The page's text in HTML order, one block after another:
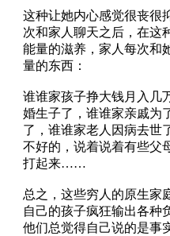
这种让她内心感觉很丧很
次和家人聊天之后，在这
能量的滋养，家人每次和
量的东西：
谁谁家孩子挣大钱月入几
婚生子了，谁谁家亲戚为
了，谁谁家老人因病去世
不好的，说着说着有些父
打起来……
总之，这些穷人的原生家
自己的孩子疯狂输出各种
他们总觉得自己说的是事